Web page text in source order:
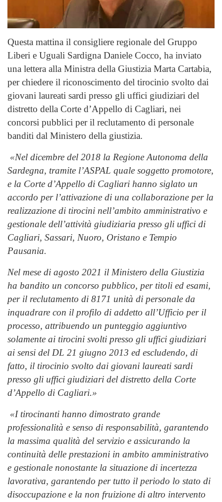
Questa mattina il consigliere regionale del Gruppo
Liberi e Uguali Sardigna Daniele Cocco, ha inviato
una lettera alla Ministra della Giustizia Marta Cartabia,
per chiedere il riconoscimento del tirocinio svolto dai
giovani laureati sardi presso gli uffici giudiziari del
distretto della Corte d’Appello di Cagliari, nei
concorsi pubblici per il reclutamento di personale
banditi dal Ministero della giustizia.
«Nel dicembre del 2018 la Regione Autonoma della
Sardegna, tramite l’ASPAL quale soggetto promotore,
e la Corte d’Appello di Cagliari hanno siglato un
accordo per l’attivazione di una collaborazione per la
realizzazione di tirocini nell’ambito amministrativo e
gestionale dell’attività giudiziaria presso gli uffici di
Cagliari, Sassari, Nuoro, Oristano e Tempio
Pausania.
Nel mese di agosto 2021 il Ministero della Giustizia
ha bandito un concorso pubblico, per titoli ed esami,
per il reclutamento di 8171 unità di personale da
inquadrare con il profilo di addetto all’Ufficio per il
processo, attribuendo un punteggio aggiuntivo
solamente ai tirocini svolti presso gli uffici giudiziari
ai sensi del DL 21 giugno 2013 ed escludendo, di
fatto, il tirocinio svolto dai giovani laureati sardi
presso gli uffici giudiziari del distretto della Corte
d’Appello di Cagliari.»
«I tirocinanti hanno dimostrato grande
professionalità e senso di responsabilità, garantendo
la massima qualità del servizio e assicurando la
continuità delle prestazioni in ambito amministrativo
e gestionale nonostante la situazione di incertezza
lavorativa, garantendo per tutto il periodo lo stato di
disoccupazione e la non fruizione di altro intervento